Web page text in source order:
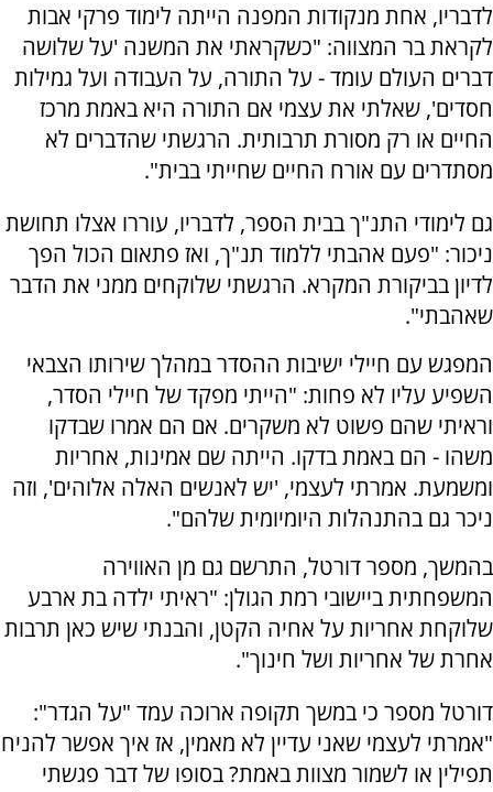
לדבריו, אחת מנקודות המפנה הייתה לימוד פרקי אבות
לקראת בר המצווה: "כשקראתי את המשנה 'על שלושה
דברים העולם עומד - על התורה, על העבודה ועל גמילות
חסדים', שאלתי את עצמי אם התורה היא באמת מרכז
החיים או רק מסורת תרבותית. הרגשתי שהדברים לא
מסתדרים עם אורח החיים שחייתי בבית".
גם לימודי התנ"ך בבית הספר, לדבריו, עוררו אצלו תחושת
ניכור: "פעם אהבתי ללמוד תנ"ך, ואז פתאום הכול הפך
לדיון בביקורת המקרא. הרגשתי שלוקחים ממני את הדבר
שאהבתי".
המפגש עם חיילי ישיבות ההסדר במהלך שירותו הצבאי
השפיע עליו לא פחות: "הייתי מפקד של חיילי הסדר,
וראיתי שהם פשוט לא משקרים. אם הם אמרו שבדקו
משהו - הם באמת בדקו. הייתה שם אמינות, אחריות
ומשמעת. אמרתי לעצמי, 'יש לאנשים האלה אלוהים', וזה
ניכר גם בהתנהלות היומיומית שלהם".
בהמשך, מספר דורטל, התרשם גם מן האווירה
המשפחתית ביישובי רמת הגולן: "ראיתי ילדה בת ארבע
שלוקחת אחריות על אחיה הקטן, והבנתי שיש כאן תרבות
אחרת של אחריות ושל חינוך".
דורטל מספר כי במשך תקופה ארוכה עמד "על הגדר":
"אמרתי לעצמי שאני עדיין לא מאמין, אז איך אפשר להניח
תפילין או לשמור מצוות באמת? בסופו של דבר פגשתי